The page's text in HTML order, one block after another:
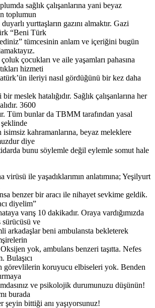
sağlık çalışanlarına yani beyaz
toplumun
yurttaşların gazını almaktır. Gazi
“Beni Türk
tümcesinin anlam ve içeriğini bugün
çocukları ve aile yaşamları pahasına
hizmeti
ileriyi nasıl gördüğünü bir kez daha
meslek hatalığıdır. Sağlık çalışanlarına her
3600
Tüm bunlar da TBMM tarafından yasal
isimsiz kahramanlarına, beyaz meleklere
diye
bunu söylemle değil eylemle somut hale
ile yaşadıklarımın anlatımına; Yeşilyurt
benzer bir aracı ile nihayet sevkime geldik.
diyelim”
varış 10 dakikadır. Oraya vardığımızda
sürücüsü ve
arkadaşlar beni ambulansta bekleterek
yok, ambulans benzeri taşıtta. Nefes
Bulaşıcı
görevlilerin koruyucu elbiseleri yok. Benden
ve psikolojik durumunuzu düşünün!
burada
şeyin bittiği anı yaşıyorsunuz!